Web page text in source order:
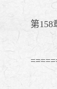
第158